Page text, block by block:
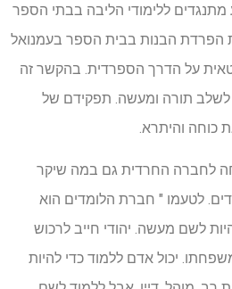
מתנגדים ללימודי הליבה בבתי הספר
הפרדת הבנות בבית הספר בעמנואל
על הדרך הספרדית. בהקשר זה
תורה ומעשה. תפקידם של
כוחה והיתרא.
לחברה החרדית גם במה שיקר
לטעמו " חברת הלומדים הוא
לשם מעשה. יהודי חייב לרכוש
יכול אדם ללמוד כדי להיות